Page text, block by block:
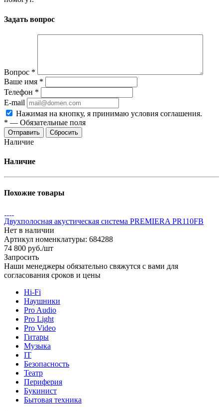
Задать вопрос
Вопрос *
Ваше имя *
Телефон *
E-mail
Нажимая на кнопку, я принимаю условия соглашения.
* — Обязательные поля
Отправить Сбросить
Наличие
Наличие
Похожие товары
Двухполосная акустическая система PREMIERA PR110FB
Нет в наличии
Артикул номенклатуры: 684288
74 800 руб./шт
Запросить
Наши менеджеры обязательно свяжутся с вами для
согласования сроков и цены
Hi-Fi
Наушники
Pro Audio
Pro Light
Pro Video
Гитары
Музыка
IT
Безопасность
Театр
Периферия
Букинист
Бытовая техника